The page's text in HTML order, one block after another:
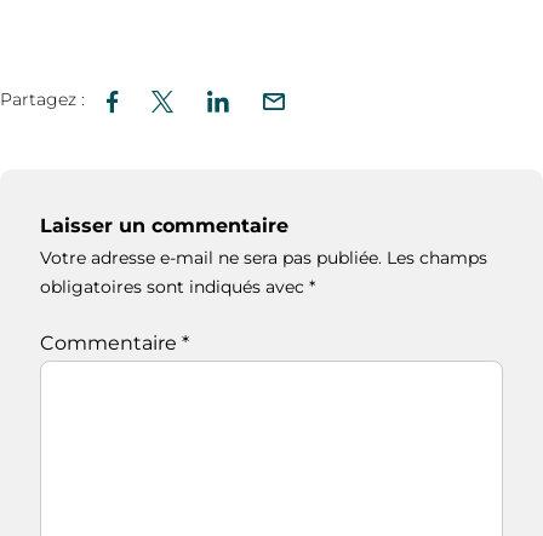
Partagez :
Laisser un commentaire
Votre adresse e-mail ne sera pas publiée. Les champs
obligatoires sont indiqués avec *
Commentaire *